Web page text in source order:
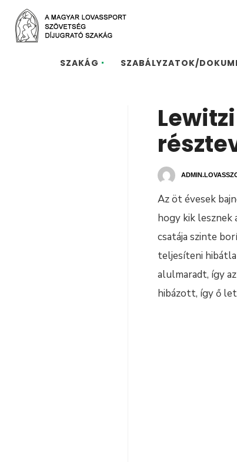
SZAKÁG SZABÁLYZATOK/
Az öt évesek
hogy kik lesznek
csatája szinte
teljesíteni
alulmaradt, így
hibázott, így ő